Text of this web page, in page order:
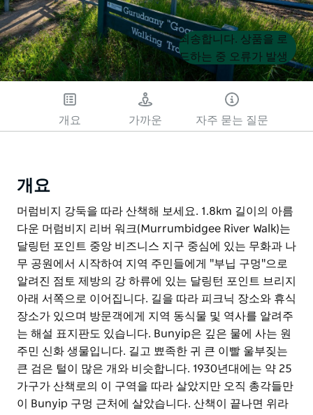
Product
List
Product
List
죄송합니다. 상품을 로
드하는 중 오류가 발생
했습니다. 나중에 다시
시도해 주세요.
개요 가까운 자주 묻는 질문
개요
머럼비지 강둑을 따라 산책해 보세요. 1.8km 길이의 아름
다운 머럼비지 리버 워크(Murrumbidgee River Walk)는
달링턴 포인트 중앙 비즈니스 지구 중심에 있는 무화과 나
무 공원에서 시작하여 지역 주민들에게 "부닙 구멍"으로
알려진 점토 제방의 강 하류에 있는 달링턴 포인트 브리지
아래 서쪽으로 이어집니다. 길을 따라 피크닉 장소와 휴식
장소가 있으며 방문객에게 지역 동식물 및 역사를 알려주
는 해설 표지판도 있습니다. Bunyip은 깊은 물에 사는 원
주민 신화 생물입니다. 길고 뾰족한 귀 큰 이빨 울부짖는
큰 검은 털이 많은 개와 비슷합니다. 1930년대에는 약 25
가구가 산책로의 이 구역을 따라 살았지만 오직 총각들만
이 Bunyip 구멍 근처에 살았습니다. 산책이 끝나면 위라